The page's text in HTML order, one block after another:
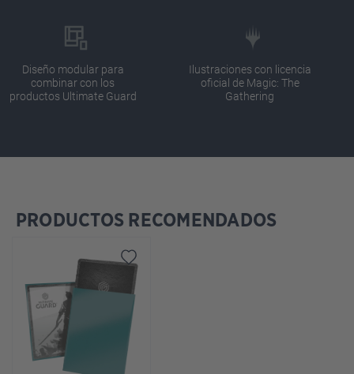
Diseño modular para
combinar con los
productos Ultimate Guard
Ilustraciones con licencia
oficial de Magic: The
Gathering
Omitir la galería de productos
PRODUCTOS RECOMENDADOS